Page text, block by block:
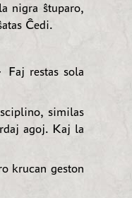
nigra ŝtuparo,
Ĉedi.
restas sola
similas
agoj. Kaj la
krucan geston